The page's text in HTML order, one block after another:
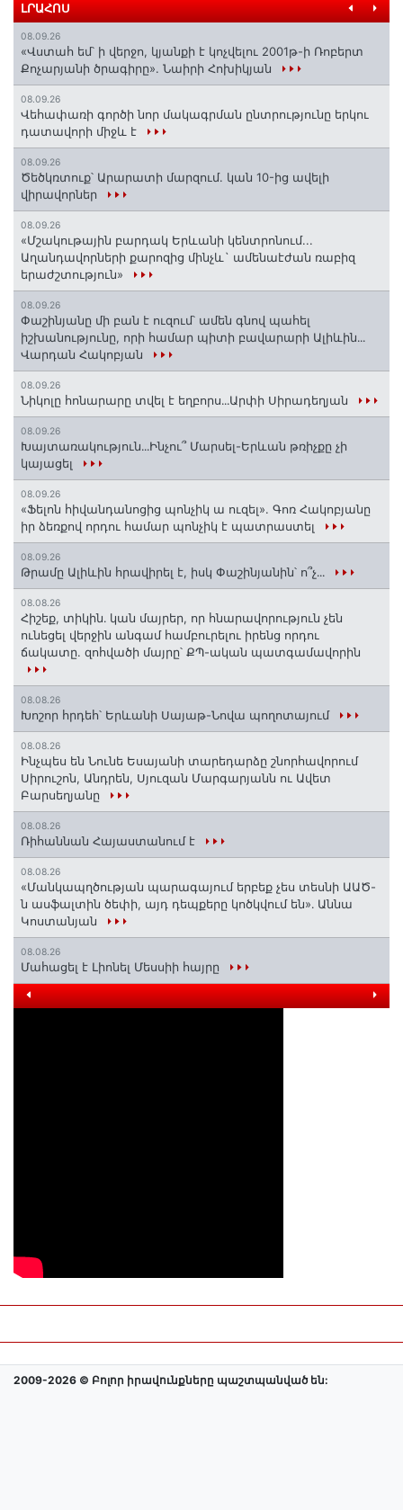
ԼՐԱՀՈՍ
08.09.26
«Վստահ եմ՝ ի վերջո, կյանքի է կոչվելու 2001թ-ի Ռոբերտ
Քոչարյանի ծրագիրը». Նաիրի Հոխիկյան
08.09.26
Վեհափառի գործի նոր մակագրման ընտրությունը երկու
դատավորի միջև է
08.09.26
Ծեծկռտուք՝ Արարատի մարզում. կան 10-ից ավելի
վիրավորներ
08.09.26
«Մշակութային բարդակ Երևանի կենտրոնում...
Աղանդավորների քարոզից մինչև` ամենաէժան ռաբիզ
երաժշտություն»
08.09.26
Փաշինյանը մի բան է ուզում՝ ամեն գնով պահել
իշխանությունը, որի համար պիտի բավարարի Ալիևին․․․
Վարդան Հակոբյան
08.09.26
Նիկոլը հոնարարը տվել է եղբորս․․․Արփի Սիրադեղյան
08.09.26
Խայտառակություն․․․Ինչու՞ Մարսել-Երևան թռիչքը չի
կայացել
08.09.26
«Ֆելոն հիվանդանոցից պոնչիկ ա ուզել». Գոռ Հակոբյանը
իր ձեռքով որդու համար պոնչիկ է պատրաստել
08.09.26
Թրամը Ալիևին հրավիրել է, իսկ Փաշինյանին՝ ո՞չ․․․
08.08.26
Հիշեք, տիկին․ կան մայրեր, որ հնարավորություն չեն
ունեցել վերջին անգամ համբուրելու իրենց որդու
ճակատը. զոհվածի մայրը՝ ՔՊ-ական պատգամավորին
08.08.26
Խոշոր հրդեհ՝ Երևանի Սայաթ-Նովա պողոտայում
08.08.26
Ինչպես են Նունե Եսայանի տարեդարձը շնորհավորում
Սիրուշոն, Անդրեն, Սյուզան Մարգարյանն ու Ավետ
Բարսեղյանը
08.08.26
Ռիհաննան Հայաստանում է
08.08.26
«Մանկապղծության պարագայում երբեք չես տեսնի ԱԱԾ-
ն ասֆալտին ծեփի, այդ դեպքերը կոծկվում են»․ Աննա
Կոստանյան
08.08.26
Մահացել է Լիոնել Մեսսիի հայրը
2009-2026 © Բոլոր իրավունքները պաշտպանված են: